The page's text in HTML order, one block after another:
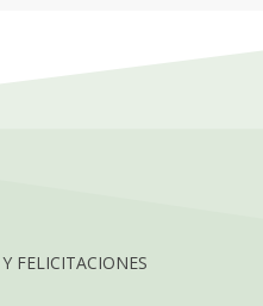
FELICITACIONES